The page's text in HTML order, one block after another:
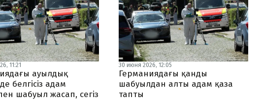
11:21
ауылдық
белгісіз адам
шабуыл жасап, сегіз
30 июня 2026, 12:05
Германиядағы қанды
шабуылдан алты адам қаза
тапты